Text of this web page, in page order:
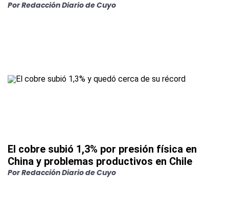
Por Redacción Diario de Cuyo
El cobre subió 1,3% por presión física en
China y problemas productivos en Chile
Por Redacción Diario de Cuyo